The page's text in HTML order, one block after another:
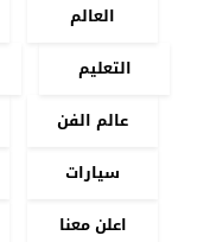
العالم
التعليم
عالم الفن
سيارات
اعلن معنا